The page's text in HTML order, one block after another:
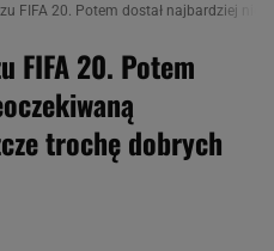
FIFA 20. Potem dostał najbardziej
FIFA 20. Potem
trochę dobrych